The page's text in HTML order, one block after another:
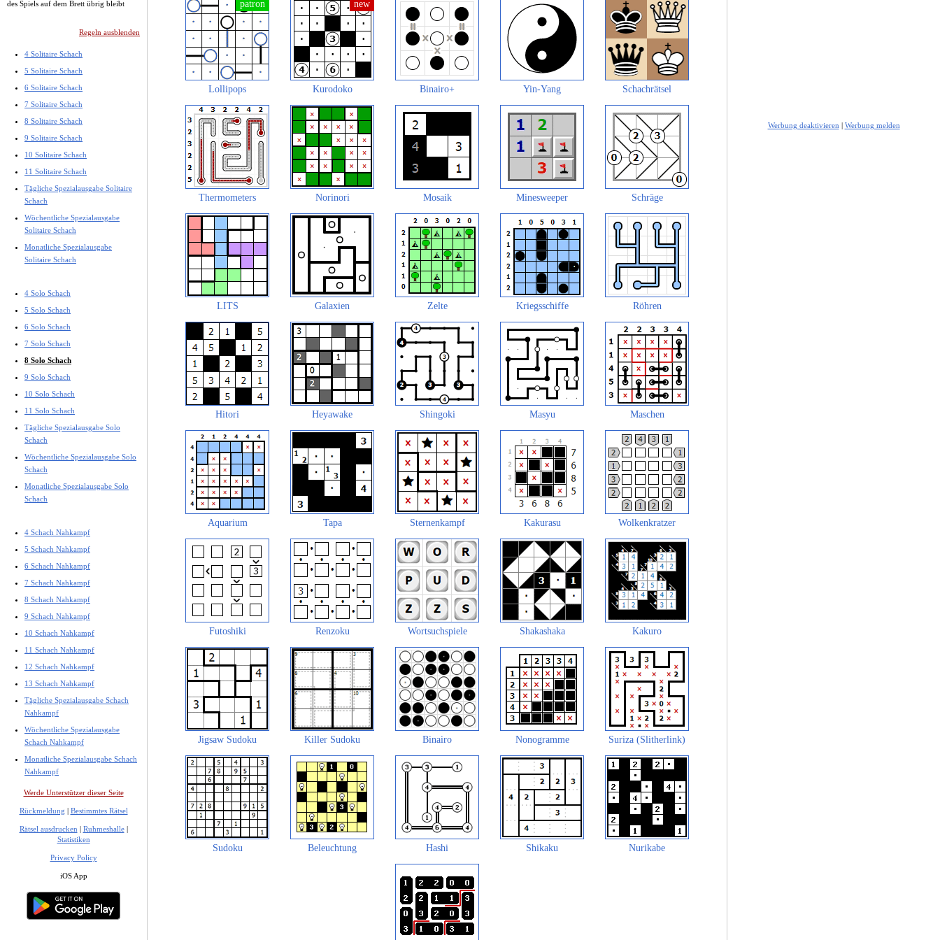
des Spiels auf dem Brett übrig bleibt
Regeln ausblenden
4 Solitaire Schach
5 Solitaire Schach
6 Solitaire Schach
7 Solitaire Schach
8 Solitaire Schach
9 Solitaire Schach
10 Solitaire Schach
11 Solitaire Schach
Tägliche Spezialausgabe Solitaire
Schach
Wöchentliche Spezialausgabe
Solitaire Schach
Monatliche Spezialausgabe
Solitaire Schach
4 Solo Schach
5 Solo Schach
6 Solo Schach
7 Solo Schach
8 Solo Schach
9 Solo Schach
10 Solo Schach
11 Solo Schach
Tägliche Spezialausgabe Solo
Schach
Wöchentliche Spezialausgabe Solo
Schach
Monatliche Spezialausgabe Solo
Schach
4 Schach Nahkampf
5 Schach Nahkampf
6 Schach Nahkampf
7 Schach Nahkampf
8 Schach Nahkampf
9 Schach Nahkampf
10 Schach Nahkampf
11 Schach Nahkampf
12 Schach Nahkampf
13 Schach Nahkampf
Tägliche Spezialausgabe Schach
Nahkampf
Wöchentliche Spezialausgabe
Schach Nahkampf
Monatliche Spezialausgabe Schach
Nahkampf
Werde Unterstützer dieser Seite
Rückmeldung | Bestimmtes Rätsel
Rätsel ausdrucken | Ruhmeshalle|
Statistiken
Privacy Policy
iOS App
Lollipops Kurodoko Binairo+ Yin-Yang Schachrätsel
Thermometers Norinori Mosaik Minesweeper Schräge
LITS Galaxien Zelte Kriegsschiffe Röhren
Hitori Heyawake Shingoki Masyu Maschen
Aquarium Tapa Sternenkampf Kakurasu Wolkenkratzer
Futoshiki Renzoku Wortsuchspiele Shakashaka Kakuro
Jigsaw Sudoku Killer Sudoku Binairo Nonogramme Suriza (Slitherlink)
Sudoku Beleuchtung Hashi Shikaku Nurikabe
Werbung deaktivieren | Werbung melden